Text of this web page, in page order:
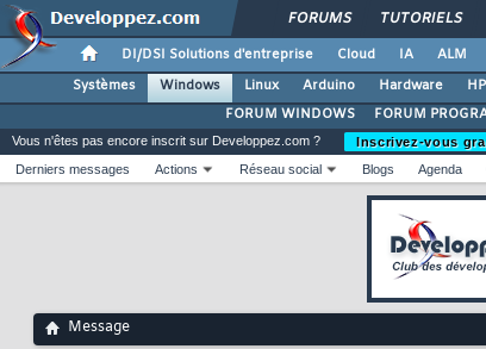
FORUMS TUTORIELS
DI/DSI Solutions d'entreprise Cloud IA ALM
Systèmes
Windows Linux Arduino Hardware
FORUM WINDOWS
FORUM
Vous n'êtes pas encore inscrit sur Developpez.com ?
Inscrivez-vous
Derniers messages
Actions Réseau social Blogs Agenda
Message